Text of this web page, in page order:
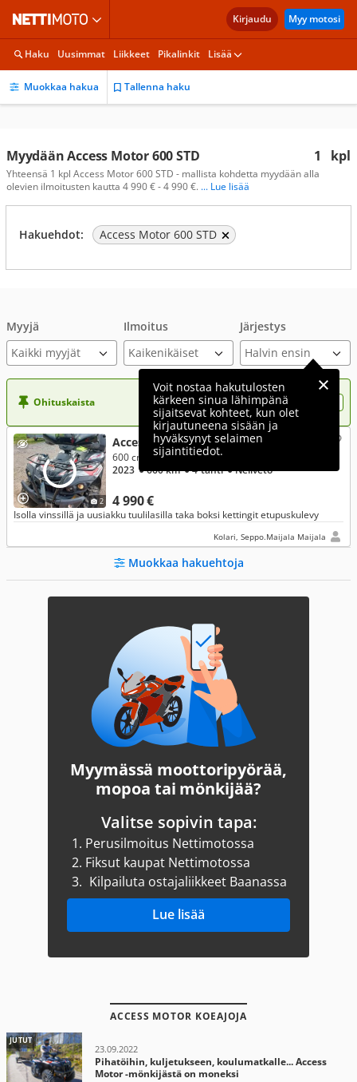
Kirjaudu Myy motosi
Haku Uusimmat Liikkeet Pikalinkit Lisää
Muokkaa hakua Tallenna haku
1 kpl
Myydään Access Motor 600 STD
Yhteensä 1 kpl Access Motor 600 STD - mallista kohdetta myydään alla
olevien ilmoitusten kautta 4 990 € - 4 990 €. ... Lue lisää
Hakuehdot: Access Motor 600 STD
Myyjä
Kaikki myyjät
Ilmoitus Järjestys
Voit nostaa hakutulosten
kärkeen sinua lähimpänä
sijaitsevat kohteet, kun olet
kirjautuneena sisään ja
hyväksynyt selaimen
sijaintitiedot.
Ohituskaista Nosta ilmoituksesi tähän?
2
Access Motor 600 STD
4 990 €
600 cm³
2023 ● 660 km● 4-tahti● Neliveto
Isolla vinssillä ja uusiakku tuulilasilla taka boksi kettingit etupuskulevy
Kolari, Seppo.Maijala Maijala
Muokkaa hakuehtoja
Myymässä moottoripyörää,
mopoa tai mönkijää?
Valitse sopivin tapa:
1. Perusilmoitus Nettimotossa
2. Fiksut kaupat Nettimotossa
3. Kilpailuta ostajaliikkeet Baanassa
Lue lisää
ACCESS MOTOR KOEAJOJA
JUTUT
23.09.2022
Pihatöihin, kuljetukseen, koulumatkalle... Access
Motor -mönkijästä on moneksi